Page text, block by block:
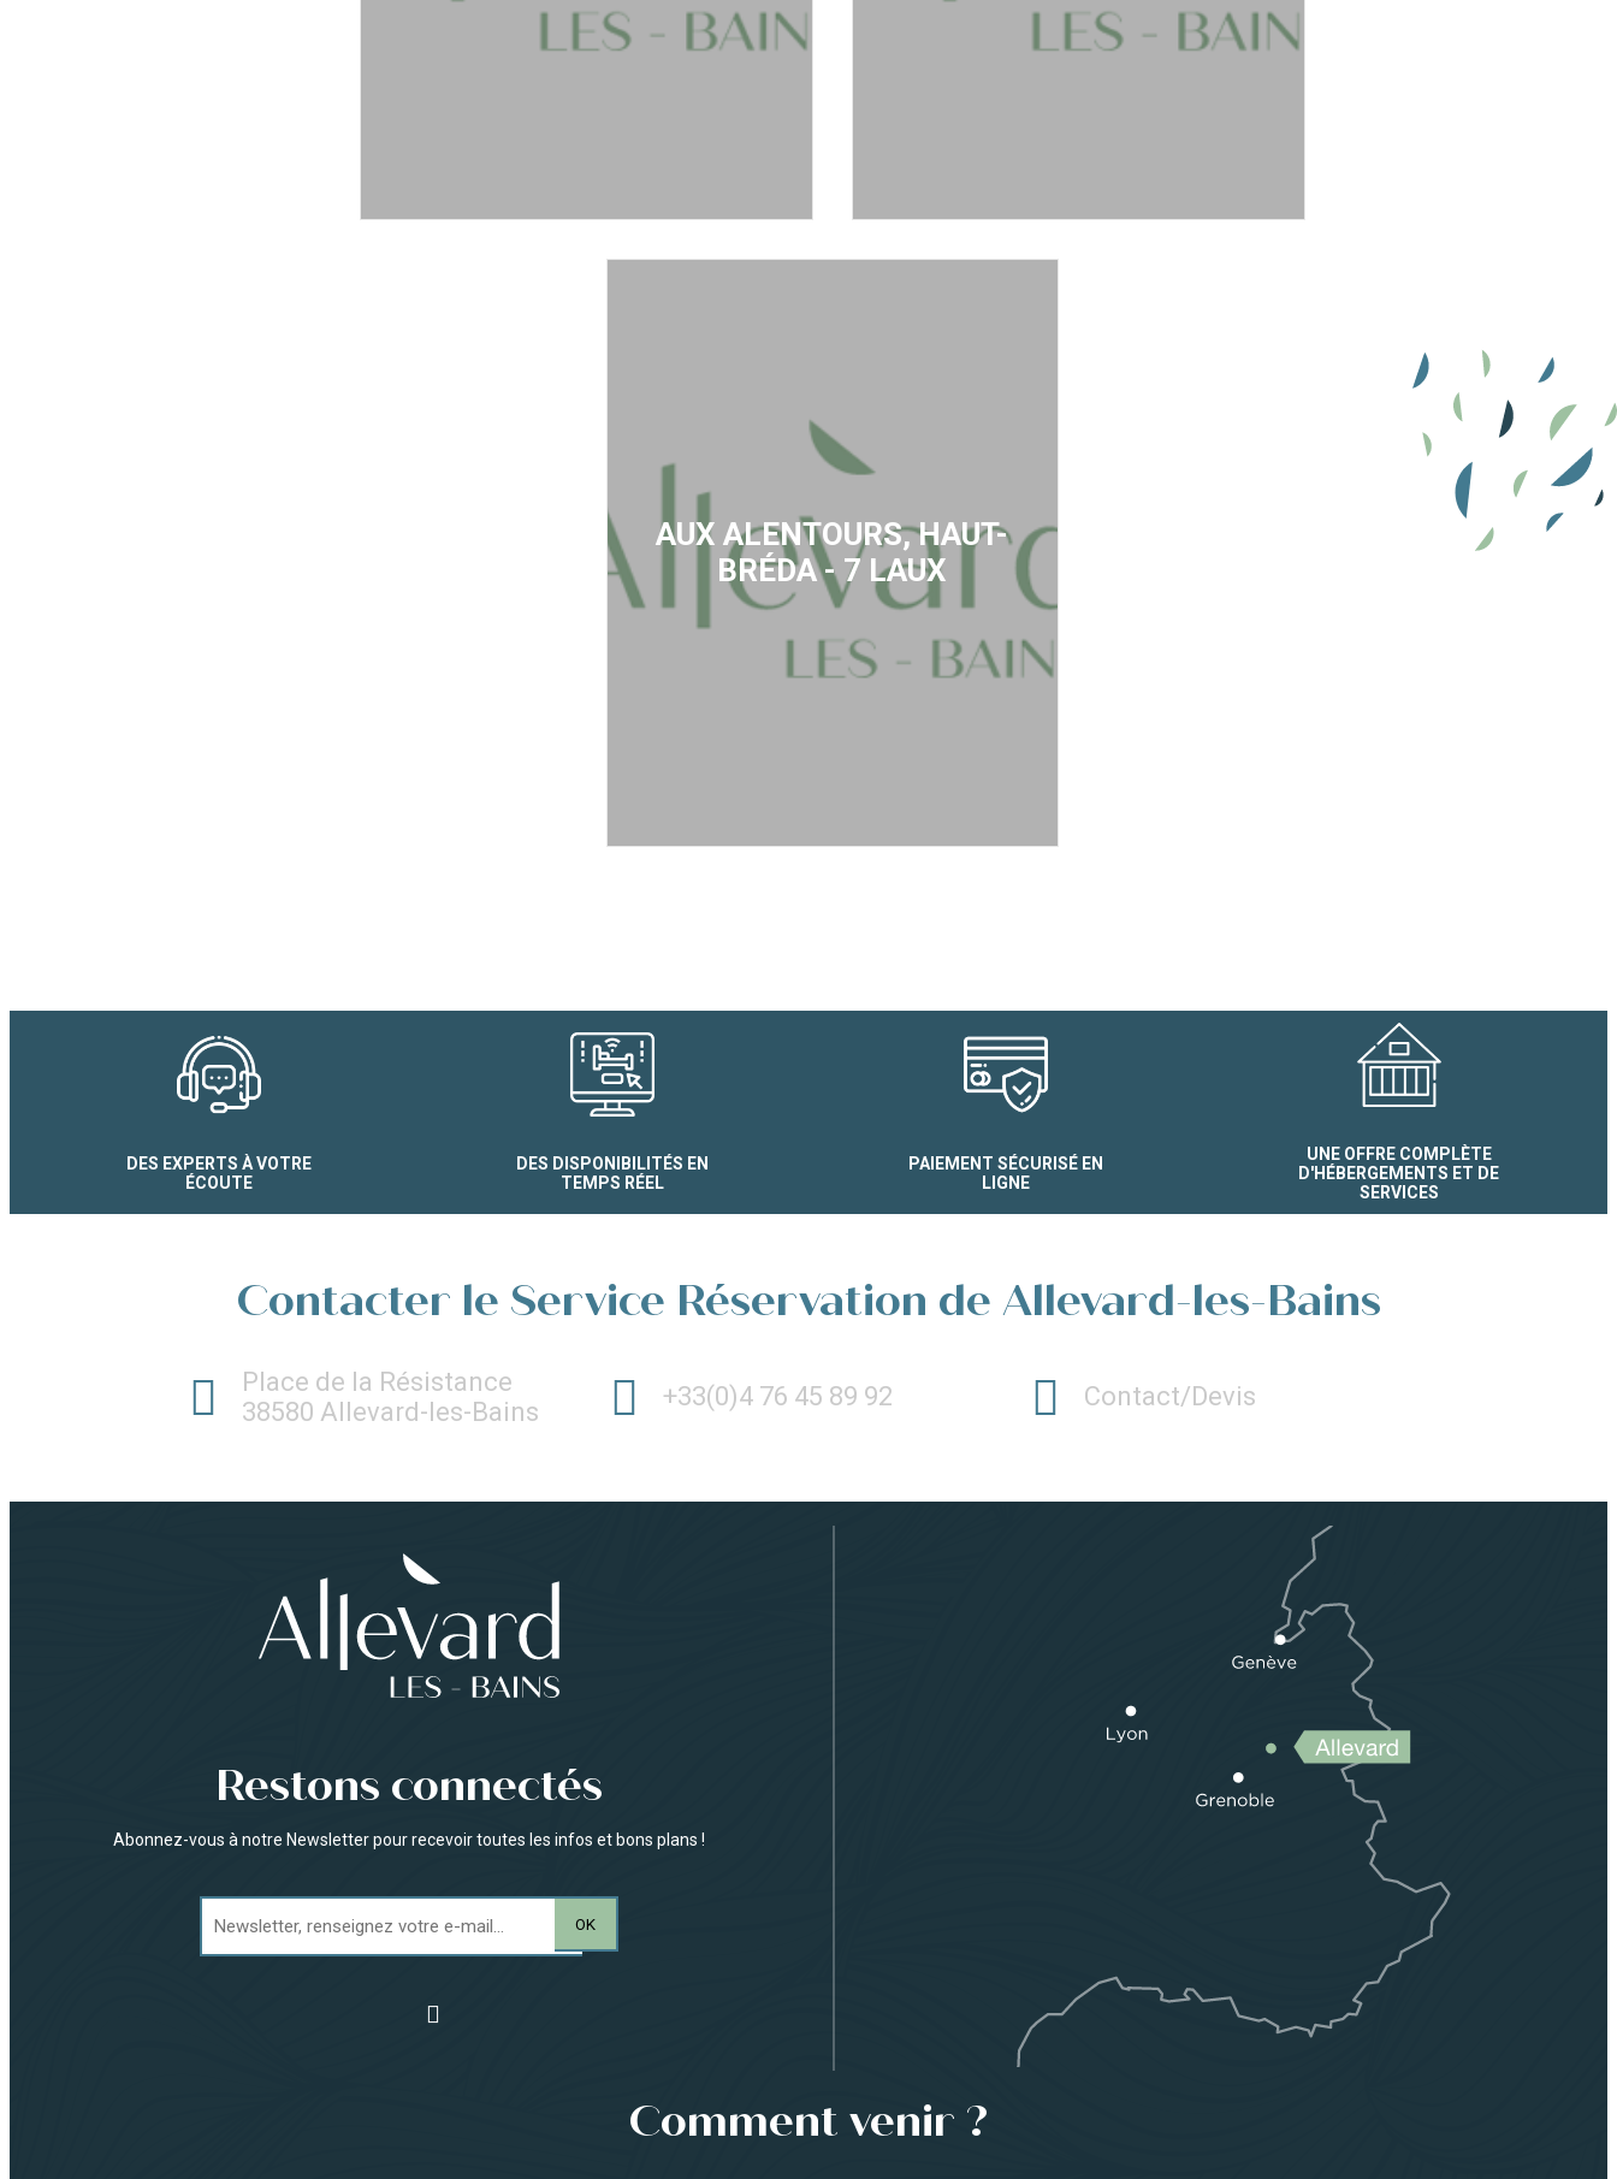
AUX ALENTOURS, HAUT-
BRÉDA - 7 LAUX
DES EXPERTS À VOTRE
ÉCOUTE
DES DISPONIBILITÉS EN
TEMPS RÉEL
PAIEMENT SÉCURISÉ EN
LIGNE
UNE OFFRE COMPLÈTE
D'HÉBERGEMENTS ET DE
SERVICES
Contacter le Service Réservation de Allevard-les-Bains
Place de la Résistance
38580 Allevard-les-Bains
+33(0)4 76 45 89 92 Contact/Devis
Restons connectés
Abonnez-vous à notre Newsletter pour recevoir toutes les infos et bons plans !
Comment venir ?